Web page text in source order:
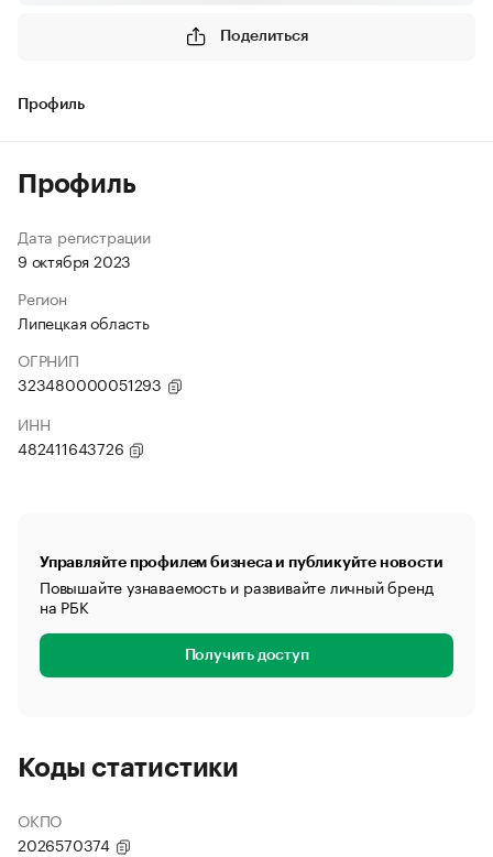
Поделиться
Профиль
Профиль
Дата регистрации
9 октября 2023
Регион
Липецкая область
ОГРНИП
323480000051293
ИНН
482411643726
Управляйте профилем бизнеса и публикуйте новости
Повышайте узнаваемость и развивайте личный бренд
на РБК
Получить доступ
Коды статистики
ОКПО
2026570374